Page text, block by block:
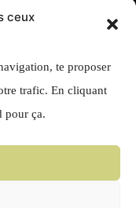
ceux
te proposer
trafic. En cliquant
pour ça.